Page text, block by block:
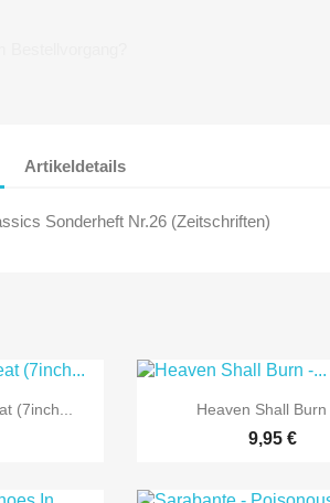
Artikeldetails
Sonderheft Nr.26 (Zeitschriften)
(7inch...  Vorschau
Heaven Shall Burn
9,95 €